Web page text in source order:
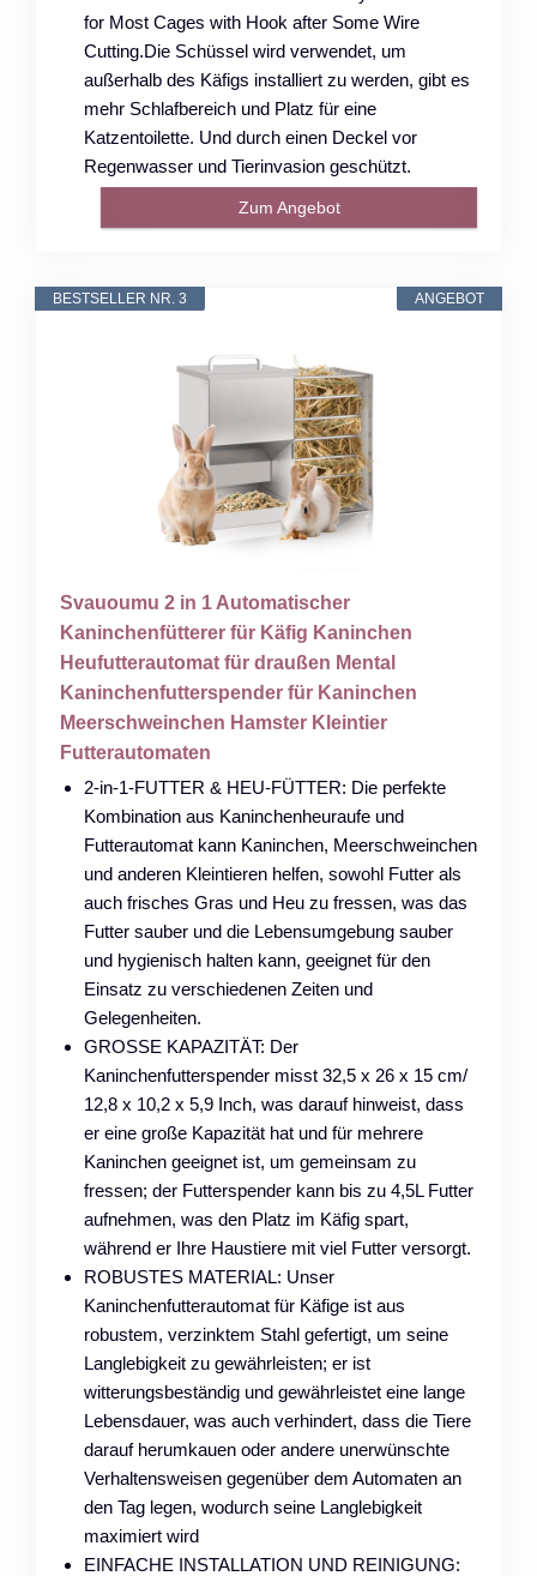
for Most Cages with Hook after Some Wire
Cutting.Die Schüssel wird verwendet, um
außerhalb des Käfigs installiert zu werden, gibt es
mehr Schlafbereich und Platz für eine
Katzentoilette. Und durch einen Deckel vor
Regenwasser und Tierinvasion geschützt.
Zum Angebot
ANGEBOT
BESTSELLER NR. 3
Svauoumu 2 in 1 Automatischer
Kaninchenfütterer für Käfig Kaninchen
Heufutterautomat für draußen Mental
Kaninchenfutterspender für Kaninchen
Meerschweinchen Hamster Kleintier
Futterautomaten
2-in-1-FUTTER & HEU-FÜTTER: Die perfekte
Kombination aus Kaninchenheuraufe und
Futterautomat kann Kaninchen, Meerschweinchen
und anderen Kleintieren helfen, sowohl Futter als
auch frisches Gras und Heu zu fressen, was das
Futter sauber und die Lebensumgebung sauber
und hygienisch halten kann, geeignet für den
Einsatz zu verschiedenen Zeiten und
Gelegenheiten.
GROSSE KAPAZITÄT: Der
Kaninchenfutterspender misst 32,5 x 26 x 15 cm/
12,8 x 10,2 x 5,9 Inch, was darauf hinweist, dass
er eine große Kapazität hat und für mehrere
Kaninchen geeignet ist, um gemeinsam zu
fressen; der Futterspender kann bis zu 4,5L Futter
aufnehmen, was den Platz im Käfig spart,
während er Ihre Haustiere mit viel Futter versorgt.
ROBUSTES MATERIAL: Unser
Kaninchenfutterautomat für Käfige ist aus
robustem, verzinktem Stahl gefertigt, um seine
Langlebigkeit zu gewährleisten; er ist
witterungsbeständig und gewährleistet eine lange
Lebensdauer, was auch verhindert, dass die Tiere
darauf herumkauen oder andere unerwünschte
Verhaltensweisen gegenüber dem Automaten an
den Tag legen, wodurch seine Langlebigkeit
maximiert wird
EINFACHE INSTALLATION UND REINIGUNG: